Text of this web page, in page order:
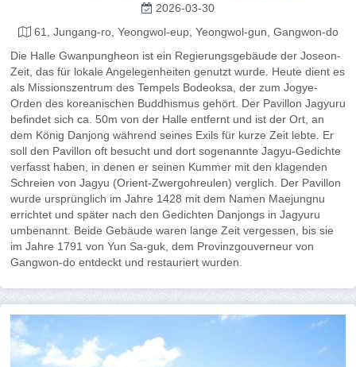
2026-03-30
61, Jungang-ro, Yeongwol-eup, Yeongwol-gun, Gangwon-do
Die Halle Gwanpungheon ist ein Regierungsgebäude der Joseon-
Zeit, das für lokale Angelegenheiten genutzt wurde. Heute dient es
als Missionszentrum des Tempels Bodeoksa, der zum Jogye-
Orden des koreanischen Buddhismus gehört. Der Pavillon Jagyuru
befindet sich ca. 50m von der Halle entfernt und ist der Ort, an
dem König Danjong während seines Exils für kurze Zeit lebte. Er
soll den Pavillon oft besucht und dort sogenannte Jagyu-Gedichte
verfasst haben, in denen er seinen Kummer mit den klagenden
Schreien von Jagyu (Orient-Zwergohreulen) verglich. Der Pavillon
wurde ursprünglich im Jahre 1428 mit dem Namen Maejungnu
errichtet und später nach den Gedichten Danjongs in Jagyuru
umbenannt. Beide Gebäude waren lange Zeit vergessen, bis sie
im Jahre 1791 von Yun Sa-guk, dem Provinzgouverneur von
Gangwon-do entdeckt und restauriert wurden.